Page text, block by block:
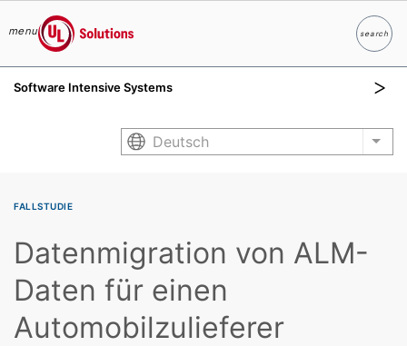
menu
UL Solutions
search
Suche
Software Intensive Systems
Deutsch List
FALLSTUDIE
Datenmigration von ALM-
Daten für einen
Automobilzulieferer